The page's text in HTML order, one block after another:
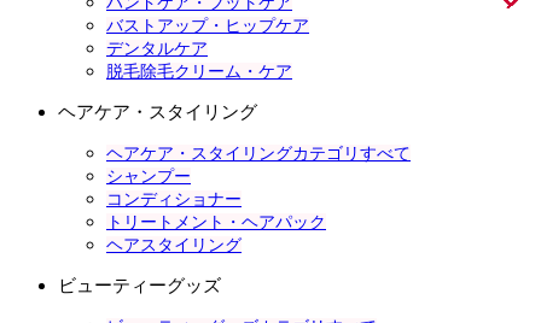
バストアップ・ヒップケア
デンタルケア
脱毛除毛クリーム・ケア
ヘアケア・スタイリング
ヘアケア・スタイリングカテゴリすべて
シャンプー
コンディショナー
トリートメント・ヘアパック
ヘアスタイリング
ビューティーグッズ